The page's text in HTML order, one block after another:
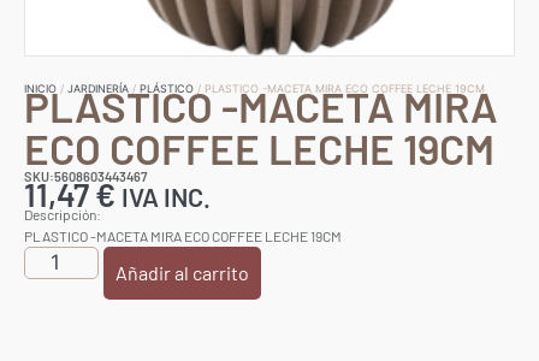
INICIO / JARDINERÍA / PLÁSTICO / PLASTICO -MACETA MIRA ECO COFFEE LECHE 19CM
PLASTICO -MACETA MIRA
ECO COFFEE LECHE 19CM
SKU:5608603443467
11,47€ IVA INC.
Descripción:
PLASTICO -MACETA MIRA ECO COFFEE LECHE 19CM
Añadir al carrito